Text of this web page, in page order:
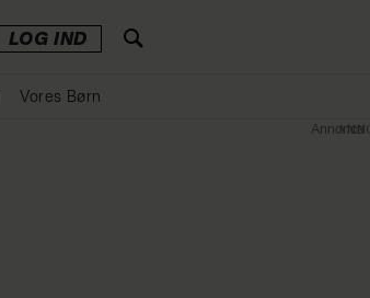
LOG IND
Vores Børn
Annonce